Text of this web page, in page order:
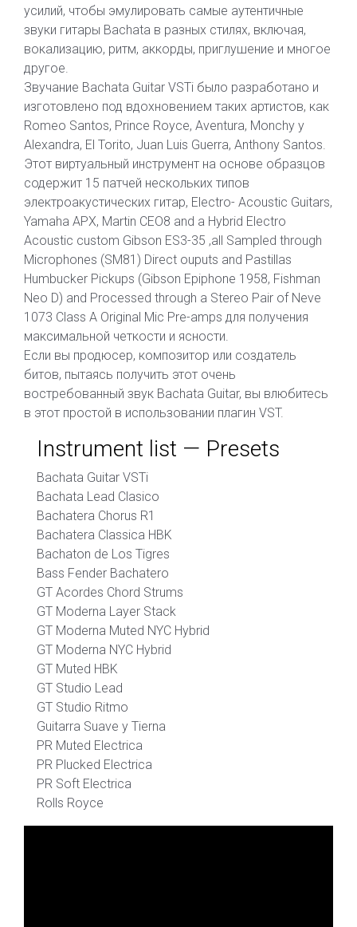
усилий, чтобы эмулировать самые аутентичные
звуки гитары Bachata в разных стилях, включая,
вокализацию, ритм, аккорды, приглушение и многое
другое.
Звучание Bachata Guitar VSTi было разработано и
изготовлено под вдохновением таких артистов, как
Romeo Santos, Prince Royce, Aventura, Monchy y
Alexandra, El Torito, Juan Luis Guerra, Anthony Santos.
Этот виртуальный инструмент на основе образцов
содержит 15 патчей нескольких типов
электроакустических гитар, Electro- Acoustic Guitars,
Yamaha APX, Martin CEO8 and a Hybrid Electro
Acoustic custom Gibson ES3-35 ,all Sampled through
Microphones (SM81) Direct ouputs and Pastillas
Humbucker Pickups (Gibson Epiphone 1958, Fishman
Neo D) and Processed through a Stereo Pair of Neve
1073 Class A Original Mic Pre-amps для получения
максимальной четкости и ясности.
Если вы продюсер, композитор или создатель
битов, пытаясь получить этот очень
востребованный звук Bachata Guitar, вы влюбитесь
в этот простой в использовании плагин VST.
Instrument list — Presets
Bachata Guitar VSTi
Bachata Lead Clasico
Bachatera Chorus R1
Bachatera Classica HBK
Bachaton de Los Tigres
Bass Fender Bachatero
GT Acordes Chord Strums
GT Moderna Layer Stack
GT Moderna Muted NYC Hybrid
GT Moderna NYC Hybrid
GT Muted HBK
GT Studio Lead
GT Studio Ritmo
Guitarra Suave y Tierna
PR Muted Electrica
PR Plucked Electrica
PR Soft Electrica
Rolls Royce